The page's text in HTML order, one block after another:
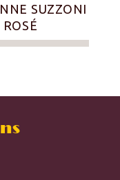
SUZZONI